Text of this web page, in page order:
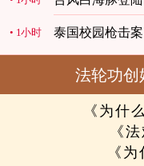
1小时 泰国校园枪击
法轮功
《为什
《
《